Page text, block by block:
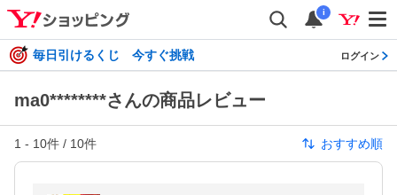
i
毎日引けるくじ 今すぐ挑戦 ログイン
ma0********さんの商品レビュー
1 - 10件 / 10件 おすすめ順